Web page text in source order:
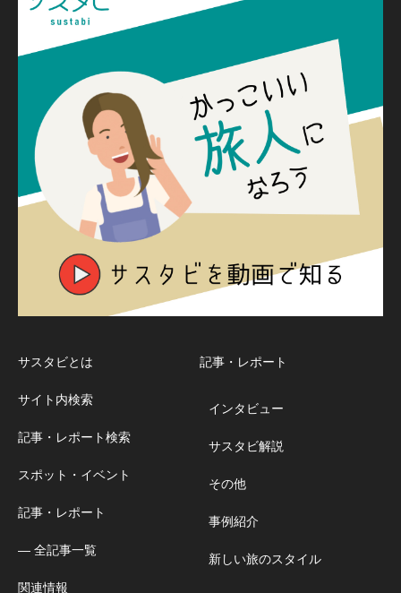
サスタビとは
サイト内検索
記事・レポート検索
スポット・イベント
記事・レポート
― 全記事一覧
関連情報
記事・レポート
インタビュー
サスタビ解説
その他
事例紹介
新しい旅のスタイル